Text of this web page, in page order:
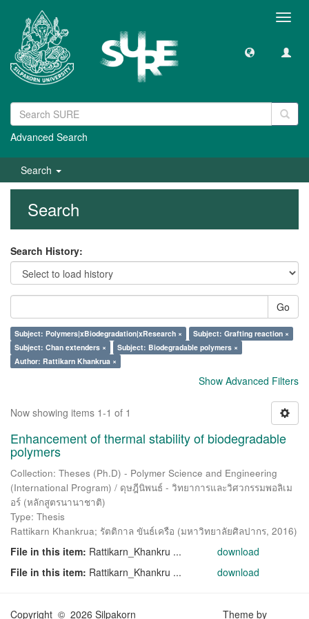
Advanced Search
Search
Search
Search History:
Go
Subject: Polymers|xBiodegradation|xResearch ×
Subject: Grafting reaction ×
Subject: Chan extenders ×
Subject: Biodegradable polymers ×
Author: Rattikarn Khankrua ×
Show Advanced Filters
Now showing items 1-1 of 1
Enhancement of thermal stability of biodegradable
polymers
Collection: Theses (Ph.D) - Polymer Science and Engineering
(International Program) / ดุษฎีนิพนธ์ - วิทยาการและวิศวกรรมพอลิเม
อร์ (หลักสูตรนานาชาติ)
Type: Thesis
Rattikarn Khankrua; รัตติกาล ขันธ์เครือ (มหาวิทยาลัยศิลปากร, 2016)
File in this item: Rattikarn_Khankru ...
download
File in this item: Rattikarn_Khankru ... download
Copyright © 2026 Silpakorn Theme by